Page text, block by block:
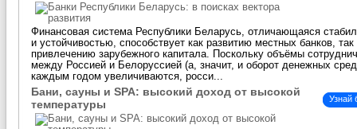
Финансовая система Республики Беларусь, отличающаяся
и устойчивостью, способствует как развитию местных банков, так
привлечению зарубежного капитала. Поскольку объёмы
между Россией и Белоруссией (а, значит, и оборот денежных
каждым годом увеличиваются, росси...
Узнай
Бани, сауны и SPA: высокий доход от высокой
температуры